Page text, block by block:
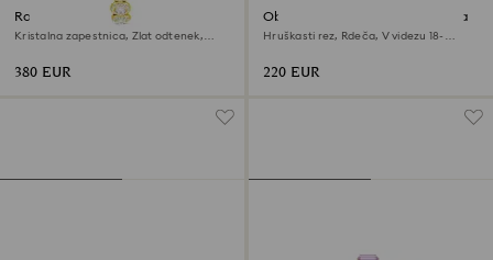
Ročna ura Una Angelic
Kristalna zapestnica, Zlat odtenek,
380 EUR
Obročasta zapestnica Sublima
Hruškasti rez, Rdeča, V videzu 18-
220 EUR